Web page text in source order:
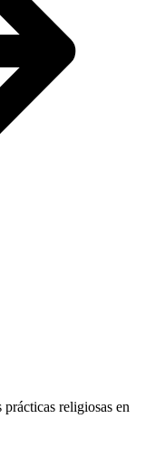
religiosas en